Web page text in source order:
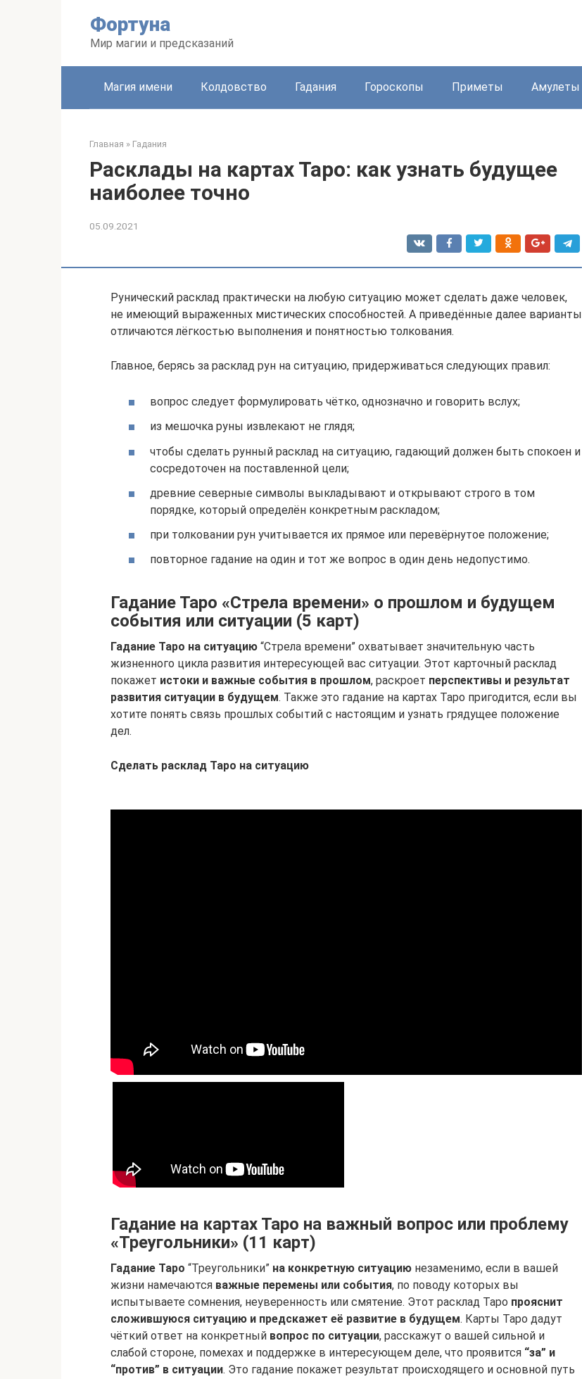
Фортуна
Мир магии и предсказаний
Магия имени Колдовство Гадания Гороскопы Приметы Амулеты
Главная » Гадания
Расклады на картах Таро: как узнать будущее
наиболее точно
05.09.2021
Рунический расклад практически на любую ситуацию может сделать даже человек,
не имеющий выраженных мистических способностей. А приведённые далее варианты
отличаются лёгкостью выполнения и понятностью толкования.
Главное, берясь за расклад рун на ситуацию, придерживаться следующих правил:
вопрос следует формулировать чётко, однозначно и говорить вслух;
из мешочка руны извлекают не глядя;
чтобы сделать рунный расклад на ситуацию, гадающий должен быть спокоен и
сосредоточен на поставленной цели;
древние северные символы выкладывают и открывают строго в том
порядке, который определён конкретным раскладом;
при толковании рун учитывается их прямое или перевёрнутое положение;
повторное гадание на один и тот же вопрос в один день недопустимо.
Гадание Таро «Стрела времени» о прошлом и будущем
события или ситуации (5 карт)
Гадание Таро на ситуацию “Стрела времени” охватывает значительную часть
жизненного цикла развития интересующей вас ситуации. Этот карточный расклад
покажет истоки и важные события в прошлом, раскроет перспективы и результат
развития ситуации в будущем. Также это гадание на картах Таро пригодится, если вы
хотите понять связь прошлых событий с настоящим и узнать грядущее положение
дел.
Сделать расклад Таро на ситуацию
Гадание на картах Таро на важный вопрос или проблему
«Треугольники» (11 карт)
Гадание Таро “Треугольники” на конкретную ситуацию незаменимо, если в вашей
жизни намечаются важные перемены или события, по поводу которых вы
испытываете сомнения, неуверенность или смятение. Этот расклад Таро прояснит
сложившуюся ситуацию и предскажет её развитие в будущем. Карты Таро дадут
чёткий ответ на конкретный вопрос по ситуации, расскажут о вашей сильной и
слабой стороне, помехах и поддержке в интересующем деле, что проявится “за” и
“против” в ситуации. Это гадание покажет результат происходящего и основной путь